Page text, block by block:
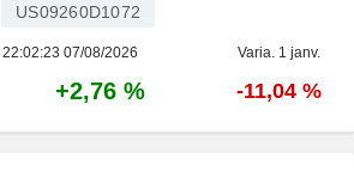
US09260D1072
22:02:23 07/08/2026 Varia. 1 janv.
+2,76 % -11,04 %